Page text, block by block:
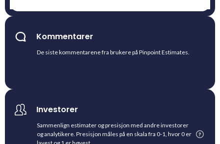
Kommentarer
De siste kommentarene fra brukere på Pinpoint Estimates.
Investorer
Sammenlign estimater og presisjon med andre investorer
og analytikere. Presisjon måles på en skala fra 0-1, hvor 0 er